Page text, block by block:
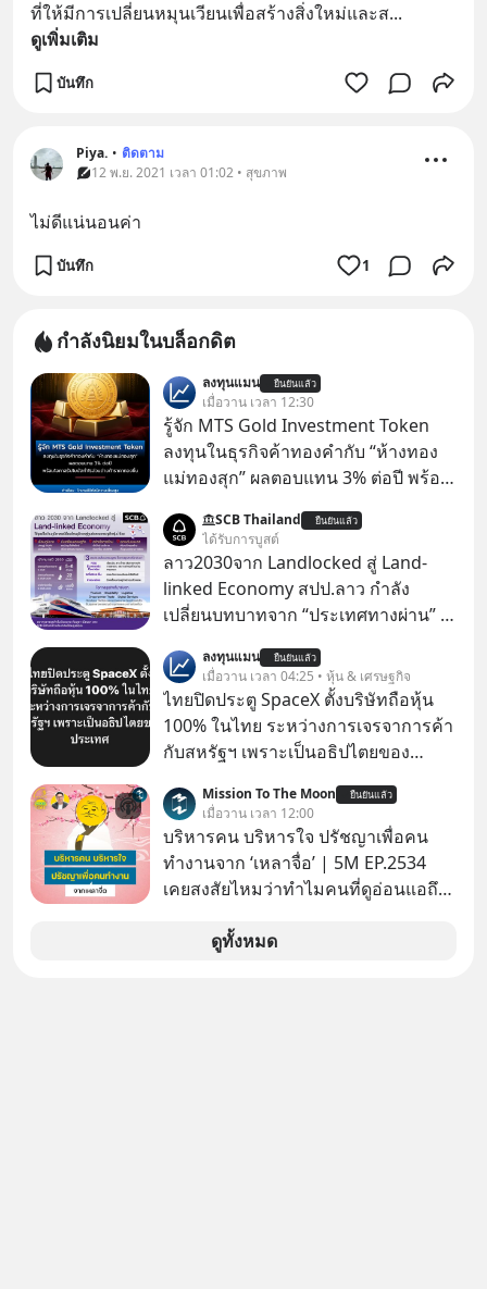
ที่ให้มีการเปลี่ยนหมุนเวียนเพื่อสร้างสิ่งใหม่และส...
ดูเพิ่มเติม
บันทึก
Piya. • ติดตาม
12 พ.ย. 2021 เวลา 01:02 • สุขภาพ
ไม่ดีแน่นอนค่า
บันทึก 1
กำลังนิยมในบล็อกดิต
ลงทุนแมน ยืนยันแล้ว
เมื่อวาน เวลา 12:30
รู้จัก MTS Gold Investment Token
ลงทุนในธุรกิจค้าทองคำกับ “ห้างทอง
แม่ทองสุก” ผลตอบแทน 3% ต่อปี พร้อม
ทองขึ้น / ลงทุนแมนจะเล่าให้ฟัง x MTS
Gold Group กลุ่ม MTS Gold หรือห้าง
ทองแม่ทองสุก อยู่ในธุรกิจทองคำมา
นานกว่า 74 ปี ปัจจุบันนับเป็นกลุ่มธุรกิจ
รายได้รวม 3.5 ล้านล้านบาทในปี 2568
SCB Thailand ยืนยันแล้ว
ได้รับการบูสต์
ลาว2030จาก Landlocked สู่ Land-
linked Economy สปป.ลาว กำลัง
เปลี่ยนบทบาทจาก “ประเทศทางผ่าน” สู่
ของอนุภูมิภาคลุ่มแม่น้ำโขง
ลงทุนแมน ยืนยันแล้ว
เมื่อวาน เวลา 04:25 • หุ้น & เศรษฐกิจ
ไทยปิดประตู SpaceX ตั้งบริษัทถือหุ้น
100% ในไทย ระหว่างการเจรจาการค้า
กับสหรัฐฯ เพราะเป็นอธิปไตยของ
ประกาศจุดยืนชัดเจนว่า จะไม่อนุญาต
ให้บริษัทสหรัฐฯ ตั้งบริษัทโทรคมนาคม
ดาวเทียมที่ถือหุ้น 100% โดยชาวต่าง
ชาติ ในระหว่างการเจรจาการค้ากับ
รัฐบาลสหรัฐ โดยให้เหตุผลว่าเป็น
ประเด็นด้านอธิปไตยของประเทศ
Mission To The Moon ยืนยันแล้ว
เมื่อวาน เวลา 12:00
บริหารคน บริหารใจ ปรัชญาเพื่อคน
ทำงานจาก ‘เหลาจื่อ’ | 5M EP.2534
เคยสงสัยไหมว่าทำไมคนที่ดูอ่อนแอถึง
สถานการณ์ แล้วทำไมคนที่ไม่ออกแรง
ดูทั้งหมด